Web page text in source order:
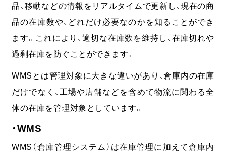
品、移動などの情報をリアルタイムで更新し、現在の商
品の在庫数や、どれだけ必要なのかを知ることができ
ます。これにより、適切な在庫数を維持し、在庫切れや
過剰在庫を防ぐことができます。
WMSとは管理対象に大きな違いがあり、倉庫内の在庫
だけでなく、工場や店舗などを含めて物流に関わる全
体の在庫を管理対象としています。
・WMS
WMS（倉庫管理システム）は在庫管理に加えて倉庫内